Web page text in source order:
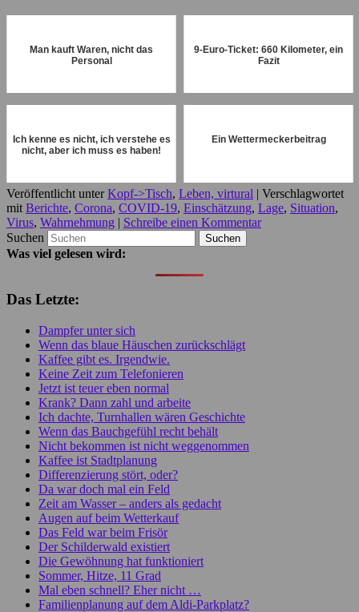
Man kauft Waren, nicht das
Personal
9-Euro-Ticket: 660 Kilometer, ein
Fazit
Ich kenne es nicht, ich verstehe es
nicht, aber ich muss es haben!
Ein Wettermeckerbeitrag
Veröffentlicht unter Kopf->Tisch, Leben, virtural | Verschlagwortet
mit Berichte, Corona, COVID-19, Einschätzung, Lage, Situation,
Virus, Wahrnehmung | Schreibe einen Kommentar
Suchen
Was viel gelesen wird:
Das Letzte:
Dampfer unter sich
Wenn das blaue Häuschen zurückschlägt
Kaffee gibt es. Irgendwie.
Keine Zeit zum Telefonieren
Jetzt ist teuer eben normal
Krank? Dann zahl und arbeite
Ich dachte, Turnhallen wären Geschichte
Wenn das Bauchgefühl recht behält
Nicht bekommen ist nicht weggenommen
Kaffee ist Stadtplanung
Differenzierung stört, oder?
Da war doch mal ein Feld
Zeit am Wasser – anders als gedacht
Augen auf beim Wetterkauf
Das Feld war beim Frisör
Der Schilderwald existiert
Die Gewöhnung hat funktioniert
Sommer, Hitze, 11 Grad
Mal eben schnell? Eher nicht …
Familienplanung auf dem Aldi-Parkplatz?